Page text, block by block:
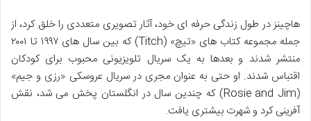
هاچینز در طول زندگی حرفه ای خود، آثار تصویری متعددی را خلق کرد، از
جمله مجموعه کتاب های «تیچ» (Titch) که بین سال های ۱۹۹۷ تا ۲۰۰۱
منتشر شدند و بعدها به یک سریال تلویزیونی محبوب برای کودکان
اقتباس شدند. او حتی به عنوان مجری در سریال عروسکی «رزی و جیم»
(Rosie and Jim) که چندین سال در انگلستان پخش می شد، نقش
آفرینی کرد و شهرت بیشتری یافت.